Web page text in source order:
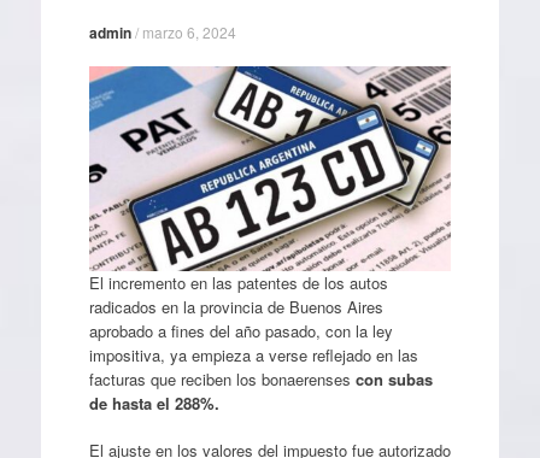
admin/ marzo 6, 2024
El incremento en las patentes de los autos
radicados en la provincia de Buenos Aires
aprobado a fines del año pasado, con la ley
impositiva, ya empieza a verse reflejado en las
facturas que reciben los bonaerenses con subas
de hasta el 288%.
El ajuste en los valores del impuesto fue autorizado